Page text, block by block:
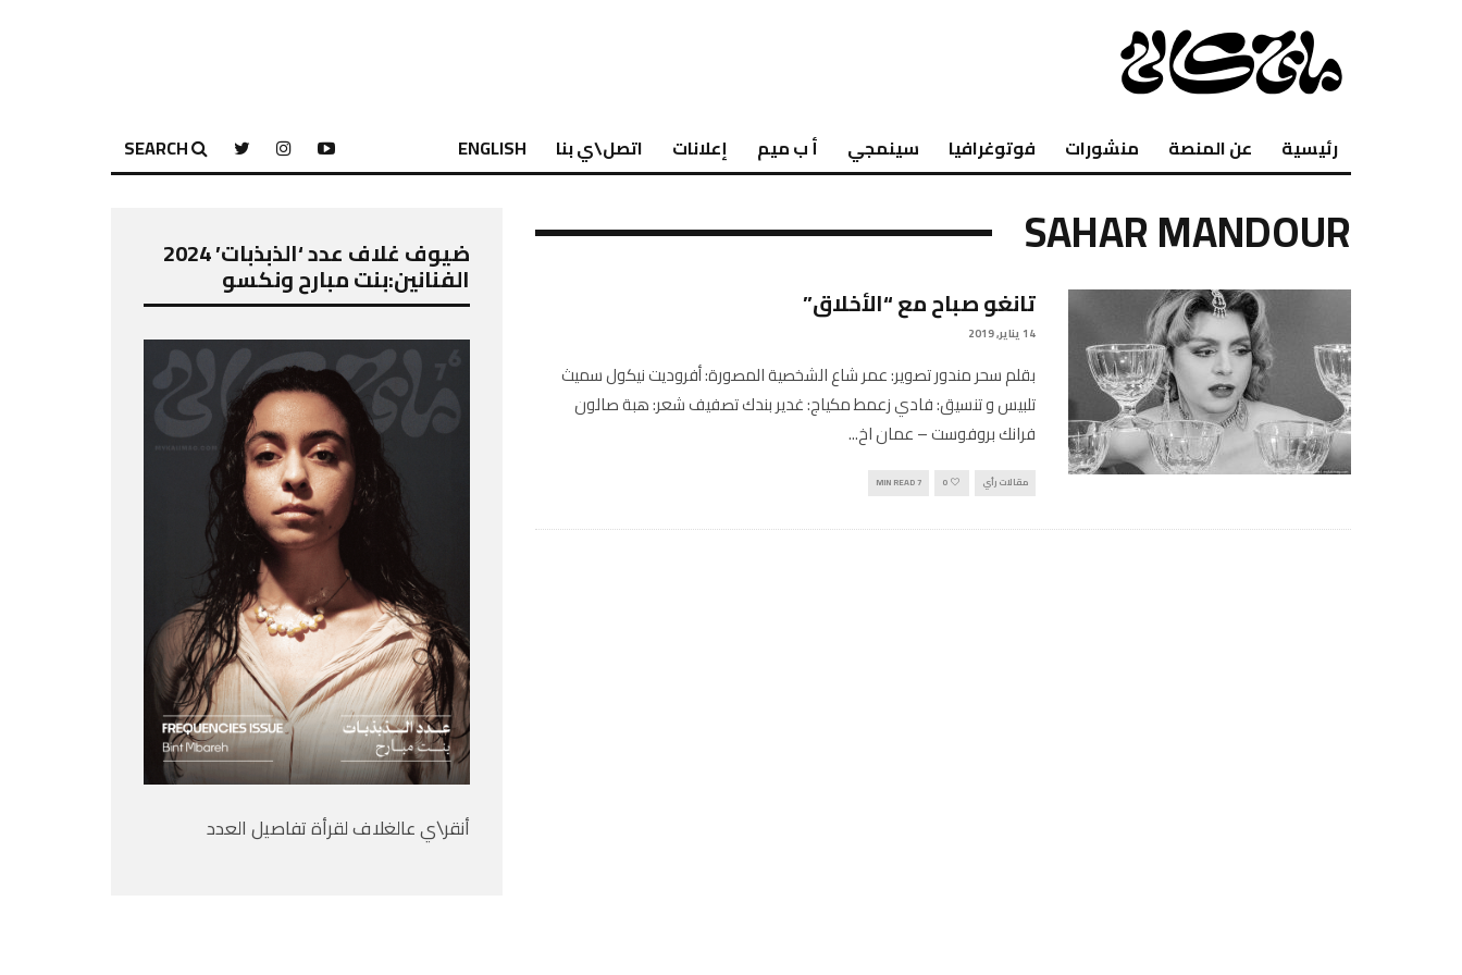
رئيسية عن المنصة منشورات فوتوغرافيا سينمجي أ ب ميم إعلانات اتصل\ي بنا ENGLISH
SEARCH
SAHAR MANDOUR
تانغو صباح مع “الأخلاق”
14 يناير, 2019
بقلم سحر مندور تصوير: عمر شاع الشخصية المصورة: أفروديت نيكول سميث
تلبيس و تنسيق: فادي زعمط مكياج: غدير بندك تصفيف شعر: هبة صالون
فرانك بروفوست – عمان اخ...
مقالات رأي 0
7 MIN READ
ضيوف غلاف عدد ‘الذبذبات’ 2024
الفنانين:بنت مبارح ونكسو
أنقر\ي عالغلاف لقرأة تفاصيل العدد